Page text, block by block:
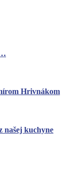
Hrivnákom
našej kuchyne